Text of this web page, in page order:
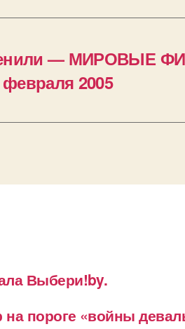
— МИРОВЫЕ
февраля 2005
Выбери!by.
пороге «войны